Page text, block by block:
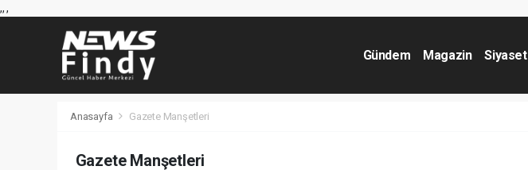
,,,
Gündem Magazin Siyaset
Anasayfa Gazete Manşetleri
Gazete Manşetleri